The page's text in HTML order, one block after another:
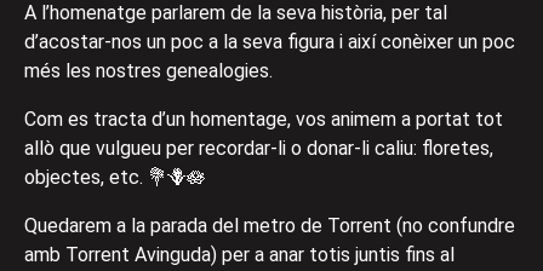
A l’homenatge parlarem de la seva història, per tal
d’acostar-nos un poc a la seva figura i així conèixer un poc
més les nostres genealogies.
Com es tracta d’un homentage, vos animem a portat tot
allò que vulgueu per recordar-li o donar-li caliu: floretes,
objectes, etc. 💐🪻🪷
Quedarem a la parada del metro de Torrent (no confundre
amb Torrent Avinguda) per a anar totis juntis fins al